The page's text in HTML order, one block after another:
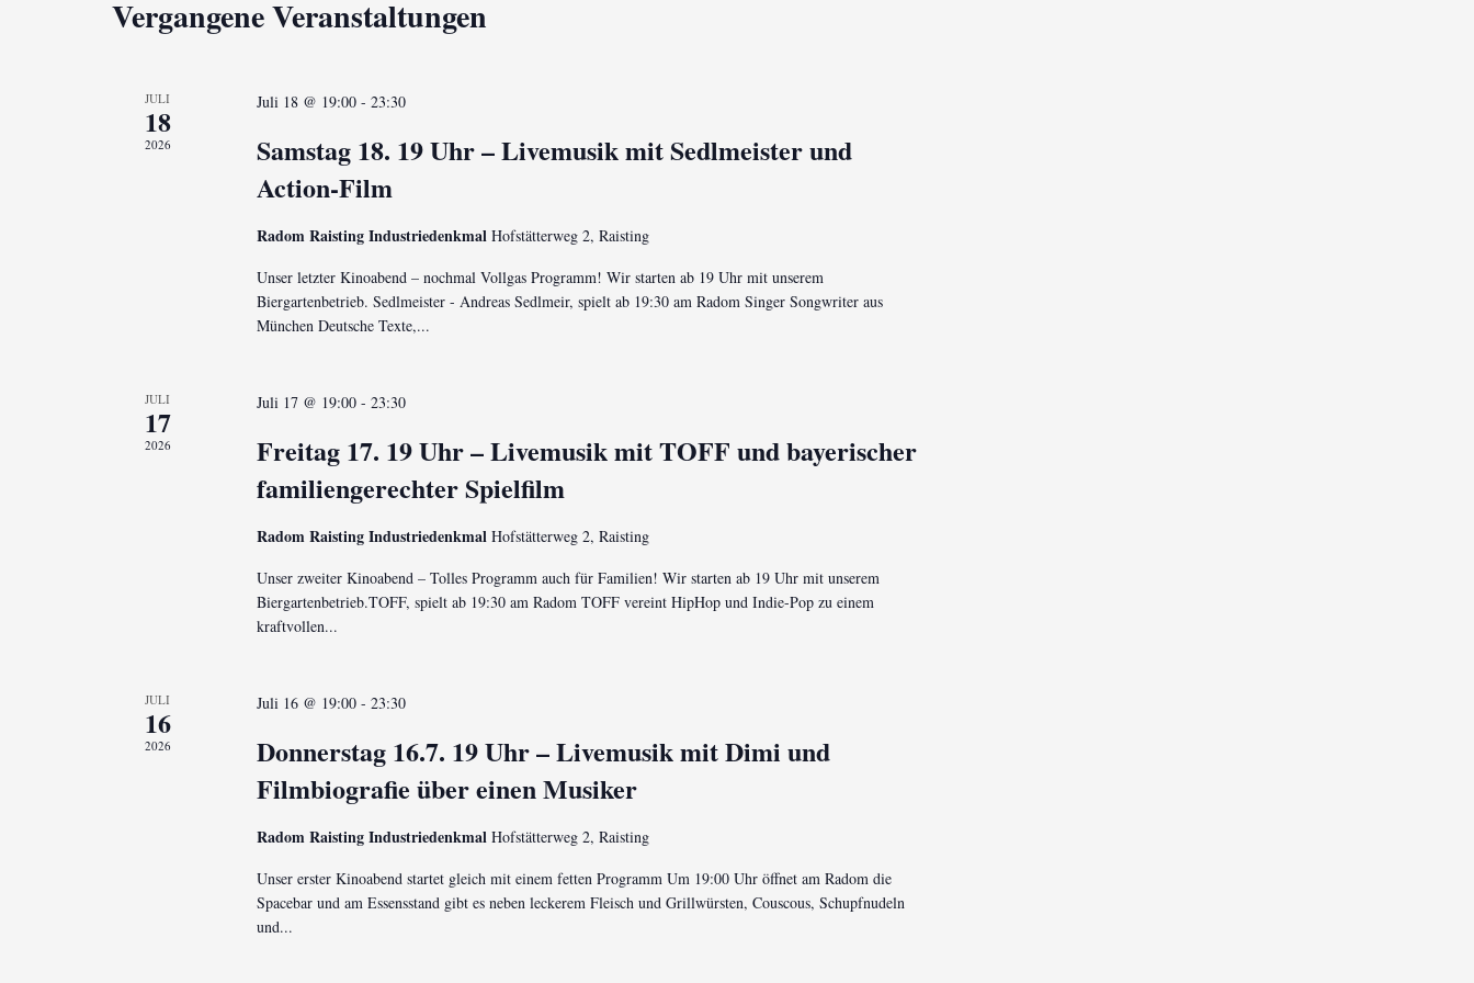
Vergangene Veranstaltungen
JULI
18
2026
Juli 18 @ 19:00- 23:30
Samstag 18. 19 Uhr – Livemusik mit Sedlmeister und
Action-Film
Radom Raisting Industriedenkmal Hofstätterweg 2, Raisting
Unser letzter Kinoabend – nochmal Vollgas Programm! Wir starten ab 19 Uhr mit unserem
Biergartenbetrieb. Sedlmeister - Andreas Sedlmeir, spielt ab 19:30 am Radom Singer Songwriter aus
München Deutsche Texte,...
JULI
17
2026
Juli 17 @ 19:00- 23:30
Freitag 17. 19 Uhr – Livemusik mit TOFF und bayerischer
familiengerechter Spielfilm
Radom Raisting Industriedenkmal Hofstätterweg 2, Raisting
Unser zweiter Kinoabend – Tolles Programm auch für Familien! Wir starten ab 19 Uhr mit unserem
Biergartenbetrieb.TOFF, spielt ab 19:30 am Radom TOFF vereint HipHop und Indie-Pop zu einem
kraftvollen...
JULI
16
2026
Juli 16 @ 19:00- 23:30
Donnerstag 16.7. 19 Uhr – Livemusik mit Dimi und
Filmbiografie über einen Musiker
Radom Raisting Industriedenkmal Hofstätterweg 2, Raisting
Unser erster Kinoabend startet gleich mit einem fetten Programm Um 19:00 Uhr öffnet am Radom die
Spacebar und am Essensstand gibt es neben leckerem Fleisch und Grillwürsten, Couscous, Schupfnudeln
und...